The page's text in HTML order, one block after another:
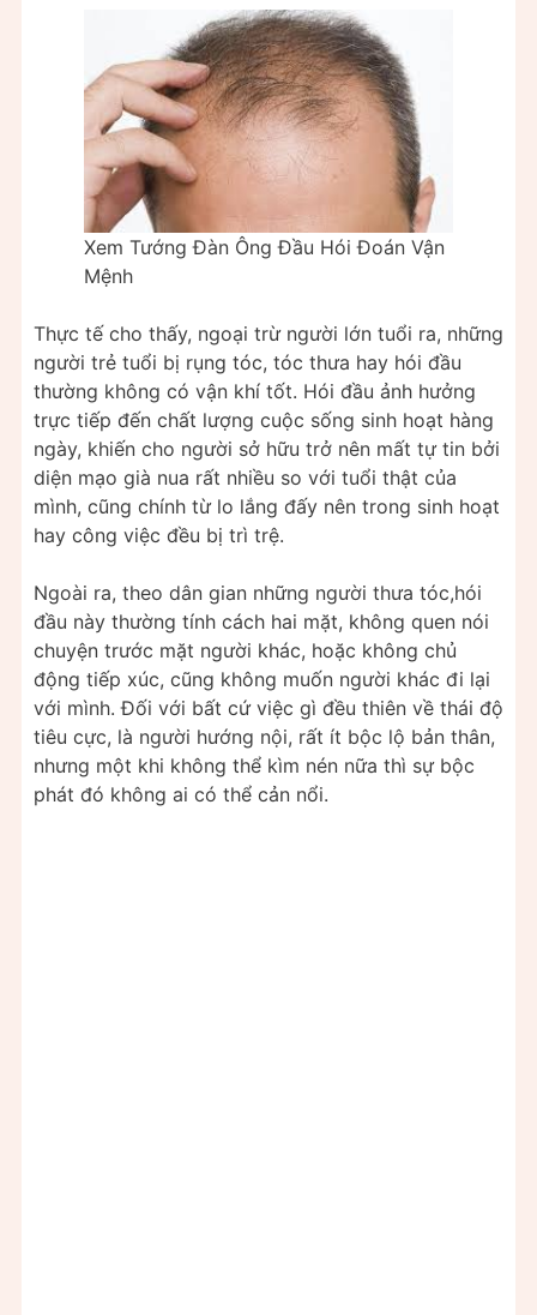
Xem Tướng Đàn Ông Đầu Hói Đoán Vận
Mệnh
Thực tế cho thấy, ngoại trừ người lớn tuổi ra, những
người trẻ tuổi bị rụng tóc, tóc thưa hay hói đầu
thường không có vận khí tốt. Hói đầu ảnh hưởng
trực tiếp đến chất lượng cuộc sống sinh hoạt hàng
ngày, khiến cho người sở hữu trở nên mất tự tin bởi
diện mạo già nua rất nhiều so với tuổi thật của
mình, cũng chính từ lo lắng đấy nên trong sinh hoạt
hay công việc đều bị trì trệ.
Ngoài ra, theo dân gian những người thưa tóc,hói
đầu này thường tính cách hai mặt, không quen nói
chuyện trước mặt người khác, hoặc không chủ
động tiếp xúc, cũng không muốn người khác đi lại
với mình. Đối với bất cứ việc gì đều thiên về thái độ
tiêu cực, là người hướng nội, rất ít bộc lộ bản thân,
nhưng một khi không thể kìm nén nữa thì sự bộc
phát đó không ai có thể cản nổi.